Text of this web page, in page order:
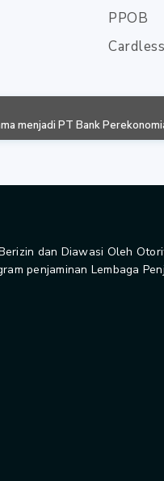
PPOB
menjadi PT Bank
dan Diawasi Oleh
penjaminan Lembaga